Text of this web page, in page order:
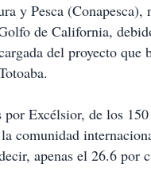
y Pesca
de California,
del proyecto
por Excélsior, de los
comunidad
apenas el 26.6 por